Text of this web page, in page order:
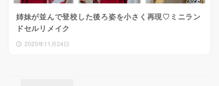
姉妹が並んで登校した後ろ姿を小さく再現♡ミニラン
ドセルリメイク
2025年11月24日